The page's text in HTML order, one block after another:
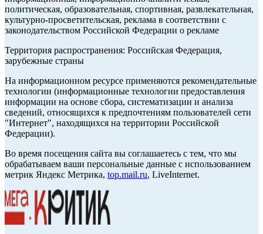
политическая, образовательная, спортивная, развлекательная,
культурно-просветительская, реклама в соответствии с
законодательством Российской Федерации о рекламе
Территория распространения: Российская Федерация,
зарубежные страны
На информационном ресурсе применяются рекомендательные
технологии (информационные технологии предоставления
информации на основе сбора, систематизации и анализа
сведений, относящихся к предпочтениям пользователей сети
"Интернет", находящихся на территории Российской
Федерации).
Во время посещения сайта вы соглашаетесь с тем, что мы
обрабатываем ваши персональные данные с использованием
метрик Яндекс Метрика, top.mail.ru, LiveInternet.